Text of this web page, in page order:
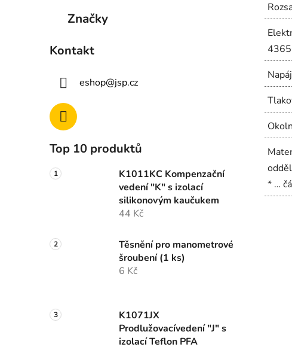
Značky
Kontakt
eshop@jsp.cz
Top 10 produktů
K1011KC Kompenzační
vedení "K" s izolací
silikonovým kaučukem
44 Kč
Těsnění pro manometrové
šroubení (1 ks)
6 Kč
K1071JX
Prodlužovacívedení "J" s
izolací Teflon PFA
* …